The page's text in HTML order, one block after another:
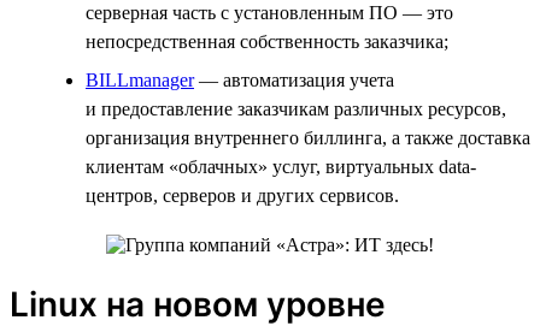
серверная часть с установленным ПО — это
непосредственная собственность заказчика;
BILLmanager— автоматизация учета
и предоставление заказчикам различных ресурсов,
организация внутреннего биллинга, а также доставка
клиентам «облачных» услуг, виртуальных data-
центров, серверов и других сервисов.
Linux на новом уровне